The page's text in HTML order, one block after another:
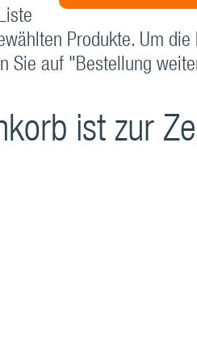
Produkte. Um die
Sie auf "Bestellung
ist zur